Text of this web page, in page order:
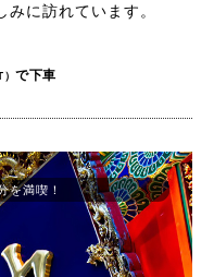
に訪れています。
）で下車
を満喫！